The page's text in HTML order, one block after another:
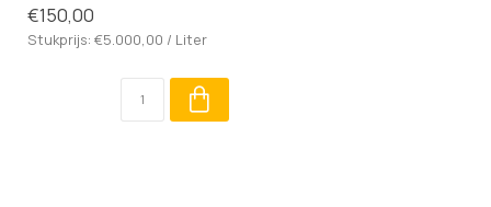
€150,00
Stukprijs: €5.000,00 / Liter